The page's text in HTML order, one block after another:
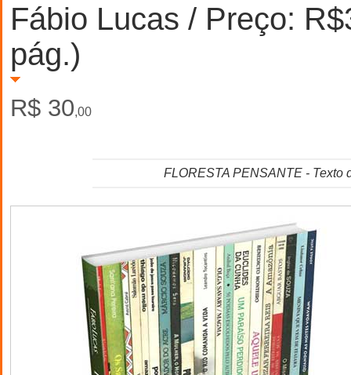
Fábio Lucas / Preço:
pág.)
R$ 30,00
FLORESTA PENSANTE - Texto